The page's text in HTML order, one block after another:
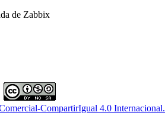
de Zabbix
CompartirIgual 4.0 Internacional.